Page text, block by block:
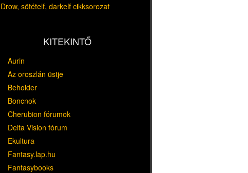
Drow, sötételf, darkelf cikksorozat
KITEKINTŐ
Aurin
Az oroszlán üstje
Beholder
Boncnok
Cherubion fórumok
Delta Vision fórum
Ekultura
Fantasy.lap.hu
Fantasybooks